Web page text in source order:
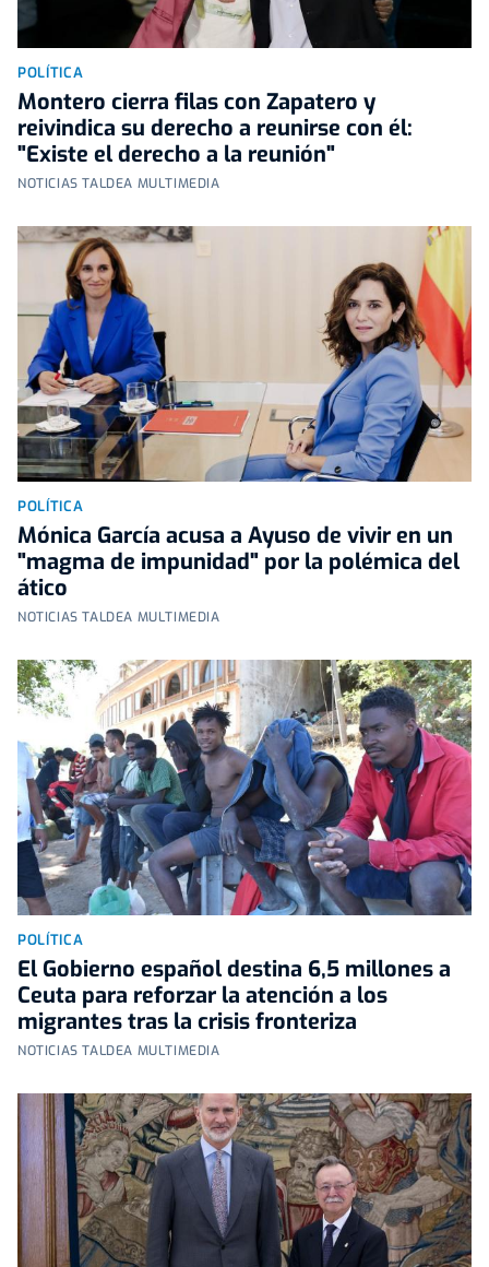
POLÍTICA
Montero cierra filas con Zapatero y
reivindica su derecho a reunirse con él:
"Existe el derecho a la reunión"
NOTICIAS TALDEA MULTIMEDIA
POLÍTICA
Mónica García acusa a Ayuso de vivir en un
"magma de impunidad" por la polémica del
ático
NOTICIAS TALDEA MULTIMEDIA
POLÍTICA
El Gobierno español destina 6,5 millones a
Ceuta para reforzar la atención a los
migrantes tras la crisis fronteriza
NOTICIAS TALDEA MULTIMEDIA